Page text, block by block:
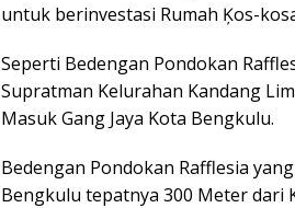
untuk berinvestasi Rumah Ķos-
Seperti Bedengan Pondokan
Supratman Kelurahan Kandang
Masuk Gang Jaya Kota Bengkulu.
Bedengan Pondokan Rafflesia
Bengkulu tepatnya 300 Meter dari